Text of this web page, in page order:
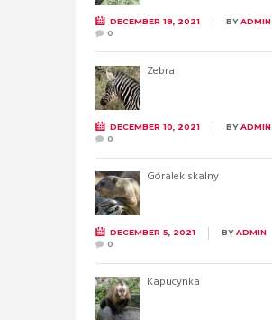
DECEMBER 18, 2021 BYADMIN
0
Zebra
DECEMBER 10, 2021 BYADMIN
0
Góralek skalny
DECEMBER 5, 2021 BYADMIN
0
Kapucynka